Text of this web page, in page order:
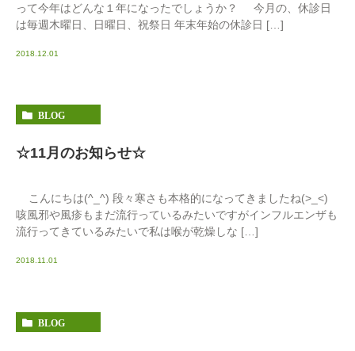
って今年はどんな１年になったでしょうか？ 今月の、休診日
は毎週木曜日、日曜日、祝祭日 年末年始の休診日 […]
2018.12.01
BLOG
☆11月のお知らせ☆
こんにちは(^_^) 段々寒さも本格的になってきましたね(>_<)
咳風邪や風疹もまだ流行っているみたいですがインフルエンザも
流行ってきているみたいで私は喉が乾燥しな […]
2018.11.01
BLOG